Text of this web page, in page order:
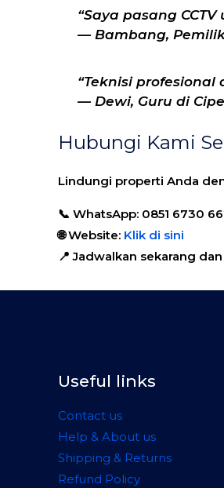
“Saya pasang
—Bambang,
“Teknisi
—Dewi, Guru di
Hubungi Kami
Lindungi properti Anda
📞 WhatsApp: 0851 6730
🌐 Website: Klik di sini
📍 Jadwalkan sekarang
Useful links
Contact us
Help & About us
Shipping & Returns
Refund Policy